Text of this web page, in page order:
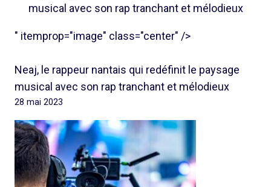
musical avec son rap tranchant et mélodieux
" itemprop="image" class="center" />
Neaj, le rappeur nantais qui redéfinit le paysage
musical avec son rap tranchant et mélodieux
28 mai 2023